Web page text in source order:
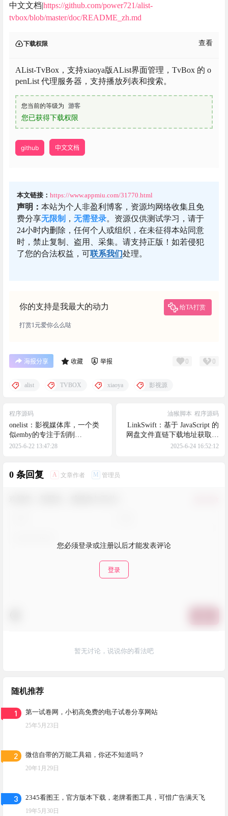
中文文档|https://github.com/power721/alist-
tvbox/blob/master/doc/README_zh.md
下载权限 查看
AList-TvBox，支持xiaoya版AList界面管理，TvBox 的 o
penList 代理服务器，支持播放列表和搜索。
您当前的等级为 游客
您已获得下载权限
github 中文文档
本文链接： https://www.appmiu.com/31770.html
声明： 本站为个人非盈利博客，资源均网络收集且免
费分享无限制 ， 无需登录。资源仅供测试学习，请于
24小时内删除，任何个人或组织，在未征得本站同意
时，禁止复制、盗用、采集。请支持正版！如若侵犯
了您的合法权益，可联系我们处理。
你的支持是我最大的动力 给TA打赏
打赏1元爱你么么哒
海报分享 收藏 举报 0 0
alist TVBOX xiaoya 影视源
程序源码
onelist：影视媒体库，一个类
似emby的专注于刮削
alist（openlist）聚合网盘形成
2025-6-22 13:47:28
油猴脚本 程序源码
LinkSwift：基于 JavaScript 的
网盘文件直链下载地址获取脚
本，支持常见的各大网盘
2025-6-24 16:52:12
0 条回复 A 文章作者 M 管理员
您必须登录或注册以后才能发表评论
登录
暂无讨论，说说你的看法吧
随机推荐
1 第一试卷网，小初高免费的电子试卷分享网站
25年5月23日
2 微信自带的万能工具箱，你还不知道吗？
20年1月29日
3 2345看图王，官方版本下载，老牌看图工具，可惜广告满天飞
19年5月30日